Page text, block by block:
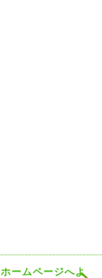
ームページへよ